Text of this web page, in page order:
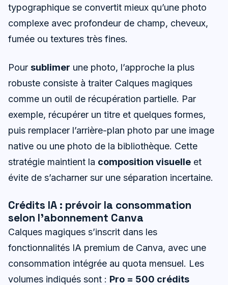
typographique se convertit mieux qu’une photo
complexe avec profondeur de champ, cheveux,
fumée ou textures très fines.
Pour sublimer une photo, l’approche la plus
robuste consiste à traiter Calques magiques
comme un outil de récupération partielle. Par
exemple, récupérer un titre et quelques formes,
puis remplacer l’arrière-plan photo par une image
native ou une photo de la bibliothèque. Cette
stratégie maintient la composition visuelle et
évite de s’acharner sur une séparation incertaine.
Crédits IA : prévoir la consommation
selon l’abonnement Canva
Calques magiques s’inscrit dans les
fonctionnalités IA premium de Canva, avec une
consommation intégrée au quota mensuel. Les
volumes indiqués sont : Pro = 500 crédits